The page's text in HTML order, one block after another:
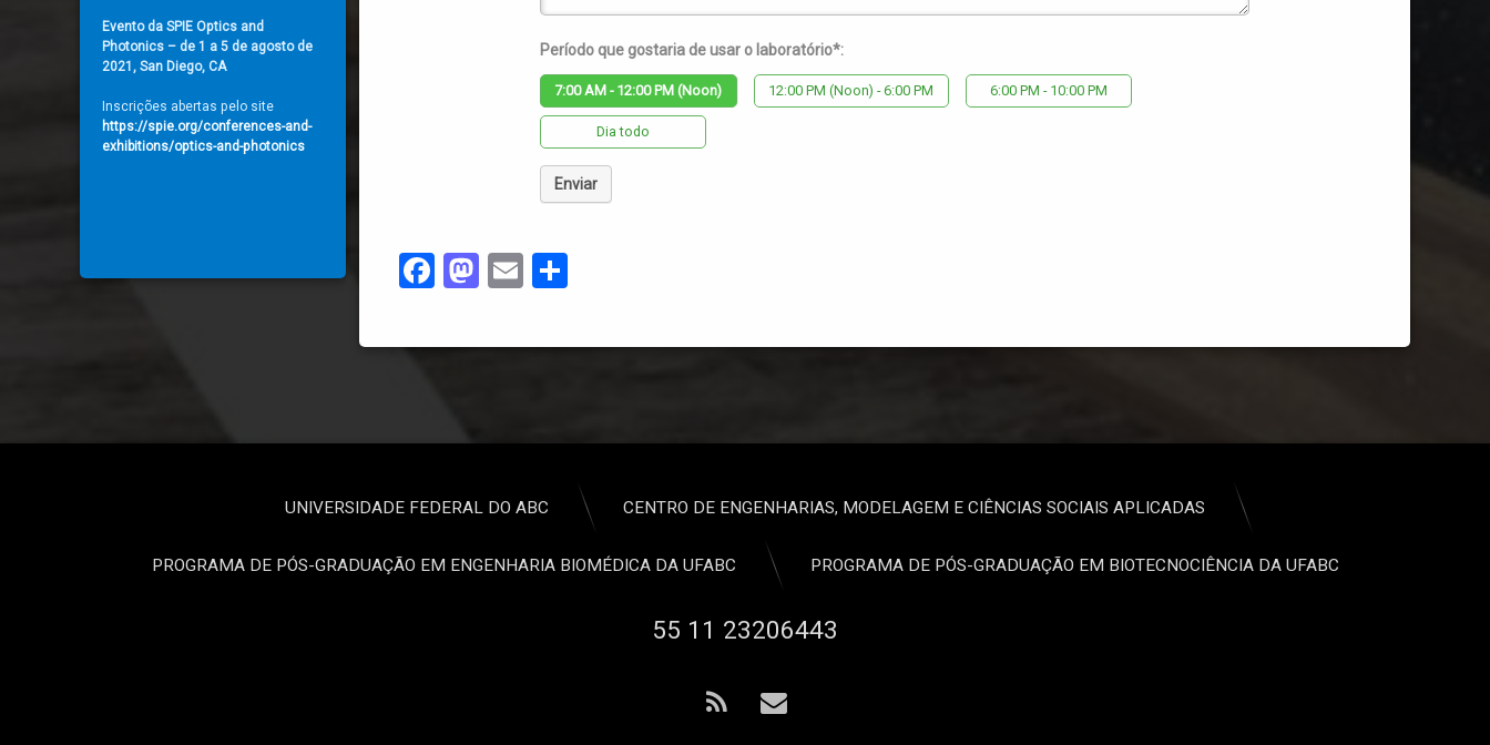
Período que gostaria de usar o laboratório*:
7:00 AM - 12:00 PM (Noon) 12:00 PM (Noon) - 6:00 PM 6:00 PM - 10:00 PM
Dia todo
Enviar
Facebook
Mastodon
Email
Evento da SPIE Optics and
Photonics – de 1 a 5 de agosto de
2021, San Diego, CA
Inscrições abertas pelo site
https://spie.org/conferences-and-
exhibitions/optics-and-photonics
UNIVERSIDADE FEDERAL DO ABC CENTRO DE ENGENHARIAS, MODELAGEM E CIÊNCIAS SOCIAIS APLICADAS
PROGRAMA DE PÓS-GRADUAÇÃO EM ENGENHARIA BIOMÉDICA DA UFABC PROGRAMA DE PÓS-GRADUAÇÃO EM BIOTECNOCIÊNCIA DA UFABC
Tel:
55 11 23206443
RSS E-mail